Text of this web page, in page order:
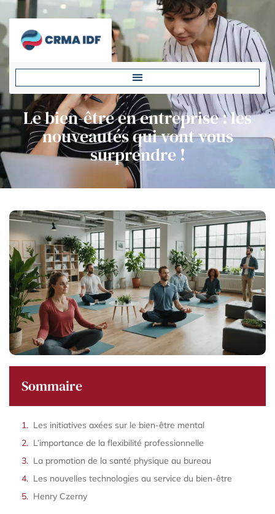
Le bien-être en entreprise : les
nouveautés qui vont vous
surprendre !
Sommaire
Les initiatives axées sur le bien-être mental
L’importance de la flexibilité professionnelle
La promotion de la santé physique au bureau
Les nouvelles technologies au service du bien-être
Henry Czerny